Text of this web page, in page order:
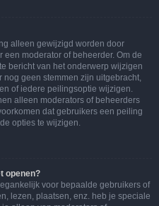
alleen gewijzigd worden door
moderator of beheerder. Om de
bericht van het onderwerp wijzigen
geen stemmen zijn uitgebracht,
of iedere peilingsoptie wijzigen.
alleen moderators of beheerders
dat gebruikers een peiling
opties te wijzigen.
openen?
voor bepaalde gebruikers of
lezen, plaatsen, enz. heb je speciale